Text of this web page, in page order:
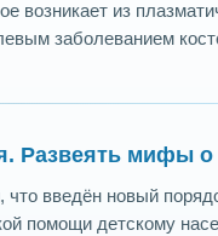
возникает из
заболеванием
Развеять мифы о
введён новый
помощи детскому